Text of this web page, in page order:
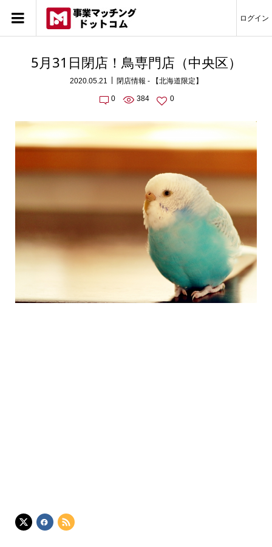
ログイン
5月31日閉店！鳥専門店（中央区）
2020.05.21 閉店情報 - 【北海道限定】
0 384 0